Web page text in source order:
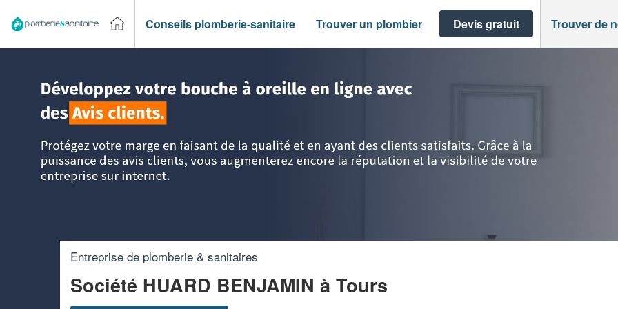
Conseils plomberie-sanitaire Trouver un plombier Devis gratuit Trouver de
Entreprise de plomberie & sanitaires
Société HUARD BENJAMIN à Tours